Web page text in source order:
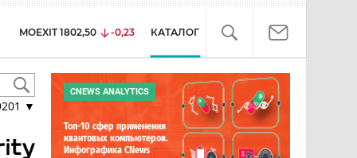
MOEXIT 1802,50 -0,23 КАТАЛОГ
▼
CNEWS ANALYTICS
Топ-10 сфер применения
квантовых компьютеров.
Инфографика CNews